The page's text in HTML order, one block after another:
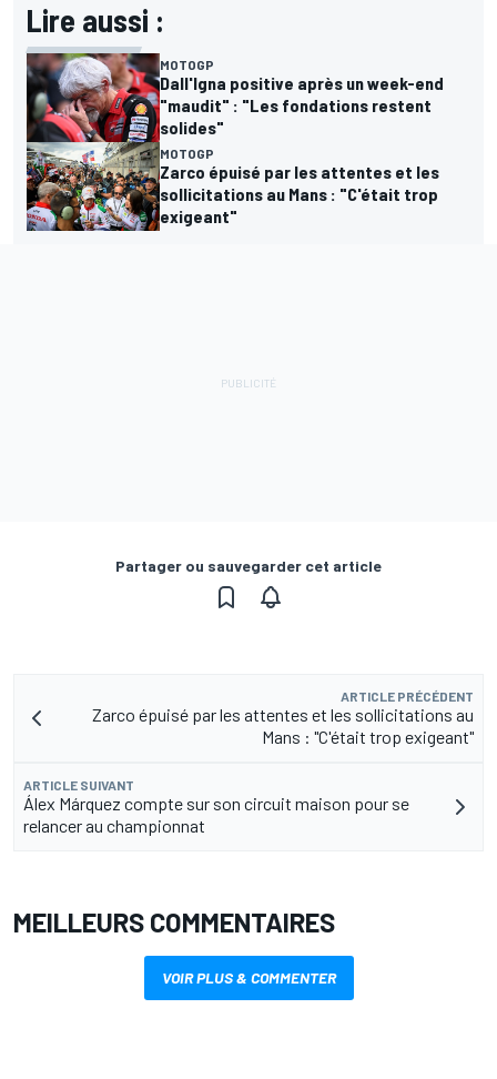
Lire aussi :
MOTOGP
Dall'Igna positive après un week-end
"maudit" : "Les fondations restent
solides"
MOTOGP
Zarco épuisé par les attentes et les
sollicitations au Mans : "C'était trop
exigeant"
Partager ou sauvegarder cet article
ARTICLE PRÉCÉDENT
Zarco épuisé par les attentes et les sollicitations au
Mans : "C'était trop exigeant"
ARTICLE SUIVANT
Álex Márquez compte sur son circuit maison pour se
relancer au championnat
MEILLEURS COMMENTAIRES
VOIR PLUS & COMMENTER